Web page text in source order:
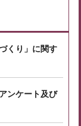
くり」に関す
ンケート及び